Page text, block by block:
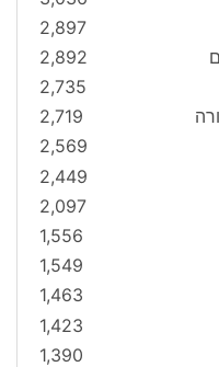
2,897
2,892
2,735
2,719
2,569
2,449
2,097
1,556
1,549
1,463
1,423
1,390